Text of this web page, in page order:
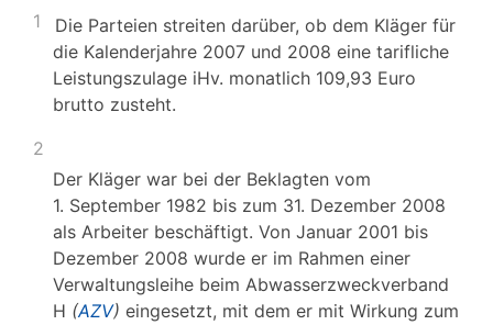
1
Die Parteien streiten darüber, ob dem Kläger für
die Kalenderjahre 2007 und 2008 eine tarifliche
Leistungszulage iHv. monatlich 109,93 Euro
brutto zusteht.
2
Der Kläger war bei der Beklagten vom
1. September 1982 bis zum 31. Dezember 2008
als Arbeiter beschäftigt. Von Januar 2001 bis
Dezember 2008 wurde er im Rahmen einer
Verwaltungsleihe beim Abwasserzweckverband
H (AZV) eingesetzt, mit dem er mit Wirkung zum